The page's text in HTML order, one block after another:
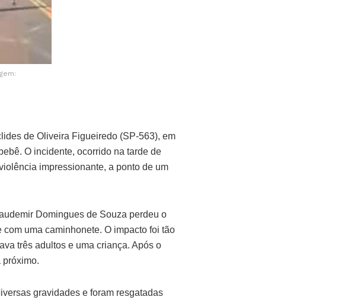
de Oliveira Figueiredo (SP-563), em
O incidente, ocorrido na tarde de
impressionante, a ponto de um
Domingues de Souza perdeu o
uma caminhonete. O impacto foi tão
três adultos e uma criança. Após o
próximo.
gravidades e foram resgatadas